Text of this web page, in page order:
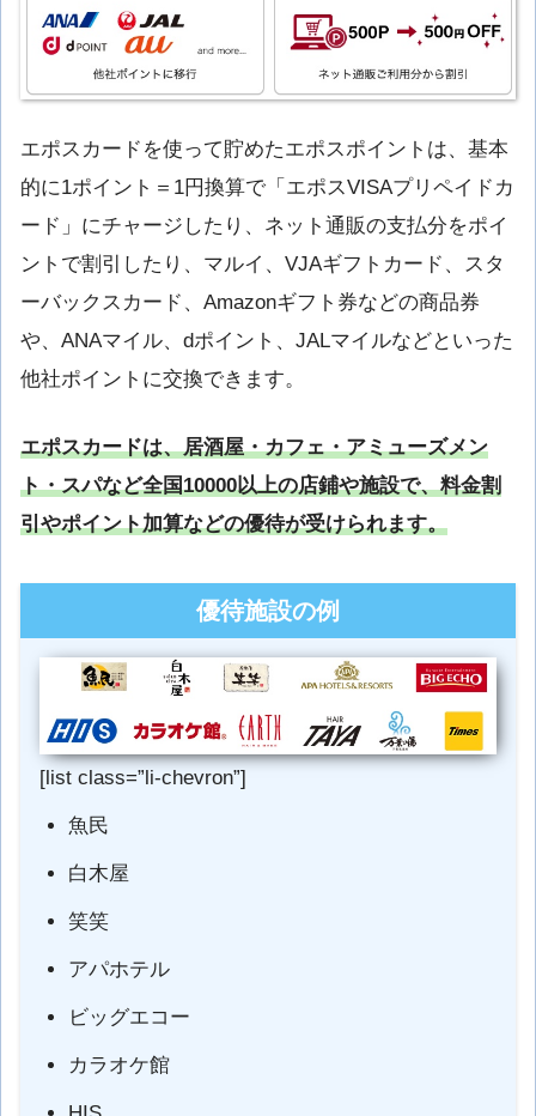
エポスカードを使って貯めたエポスポイントは、基本
的に1ポイント＝1円換算で「エポスVISAプリペイドカ
ード」にチャージしたり、ネット通販の支払分をポイ
ントで割引したり、マルイ、VJAギフトカード、スタ
ーバックスカード、Amazonギフト券などの商品券
や、ANAマイル、dポイント、JALマイルなどといった
他社ポイントに交換できます。
エポスカードは、居酒屋・カフェ・アミューズメン
ト・スパなど全国10000以上の店鋪や施設で、料金割
引やポイント加算などの優待が受けられます。
優待施設の例
[list class=”li-chevron”]
魚民
白木屋
笑笑
アパホテル
ビッグエコー
カラオケ館